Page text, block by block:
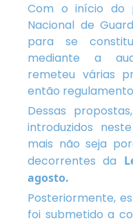
Com o início do
Nacional de
para se
mediante a
remeteu várias
então
Dessas
introduzidos
mais não seja
decorrentes da
agosto.
Posteriormente,
foi submetido a